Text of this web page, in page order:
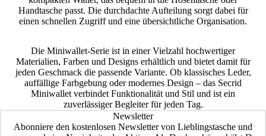
Handtasche passt. Die durchdachte Aufteilung sorgt dabei für
einen schnellen Zugriff und eine übersichtliche Organisation.
Die Miniwallet-Serie ist in einer Vielzahl hochwertiger
Materialien, Farben und Designs erhältlich und bietet damit für
jeden Geschmack die passende Variante. Ob klassisches Leder,
auffällige Farbgebung oder modernes Design – das Secrid
Miniwallet verbindet Funktionalität und Stil und ist ein
zuverlässiger Begleiter für jeden Tag.
Newsletter
Abonniere den kostenlosen Newsletter von Lieblingstasche und